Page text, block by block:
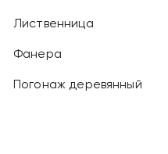
Лиственница
Фанера
Погонаж деревянный